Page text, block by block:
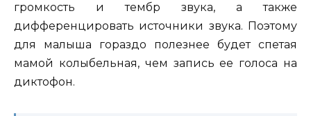
громкость и тембр звука, а также
дифференцировать источники звука. Поэтому
для малыша гораздо полезнее будет спетая
мамой колыбельная, чем запись ее голоса на
диктофон.